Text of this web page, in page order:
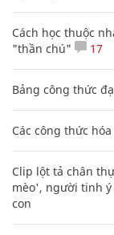
Cách học thuộc
"thần chú"
17
Bảng công thức
Các công thức
Clip lột tả chân
mèo', người tinh
con